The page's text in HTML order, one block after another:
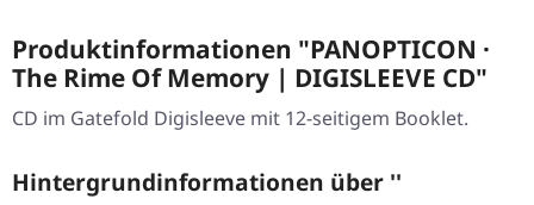
Produktinformationen "PANOPTICON ·
The Rime Of Memory | DIGISLEEVE CD"
CD im Gatefold Digisleeve mit 12-seitigem Booklet.
Hintergrundinformationen über ''